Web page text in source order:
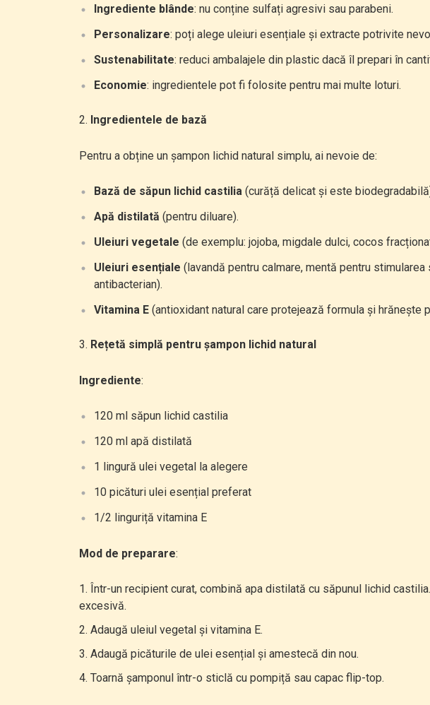
Ingrediente blânde: nu conține sulfați agresivi sau parabeni.
Personalizare: poți alege uleiuri esențiale și extracte potrivite
Sustenabilitate: reduci ambalajele din plastic dacă îl prepari în
Economie: ingredientele pot fi folosite pentru mai multe loturi.
Ingredientele de bază
Pentru a obține un șampon lichid natural simplu, ai nevoie de:
Bază de săpun lichid castilia (curăță delicat și este
Apă distilată (pentru diluare).
Uleiuri vegetale (de exemplu: jojoba, migdale dulci, cocos
Uleiuri esențiale (lavandă pentru calmare, mentă pentru
antibacterian).
Vitamina E (antioxidant natural care protejează formula și hrănește
Rețetă simplă pentru șampon lichid natural
Ingrediente:
120 ml săpun lichid castilia
120 ml apă distilată
1 lingură ulei vegetal la alegere
10 picături ulei esențial preferat
1/2 linguriță vitamina E
Mod de preparare:
Într-un recipient curat, combină apa distilată cu săpunul lichid
excesivă.
Adaugă uleiul vegetal și vitamina E.
Adaugă picăturile de ulei esențial și amestecă din nou.
Toarnă șamponul într-o sticlă cu pompiță sau capac flip-top.